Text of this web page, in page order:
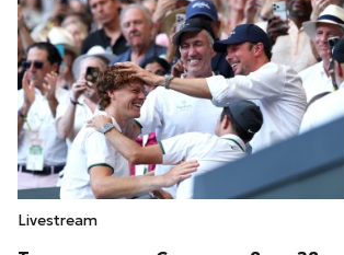
Livestream